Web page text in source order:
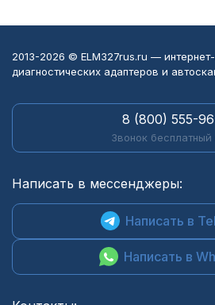
2013-2026 © ELM327rus.ru —
диагностических адаптеров и
8 (800) 555-
Звонок
Написать в мессенджеры:
Написать в
Написать в